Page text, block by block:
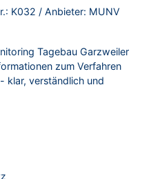
K032 / Anbieter: MUNV
Tagebau Garzweiler
zum Verfahren
klar, verständlich und